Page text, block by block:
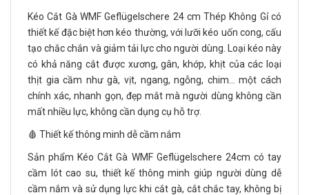
Kéo Cắt Gà WMF Geflügelschere 24 cm Thép Không Gỉ có
thiết kế đặc biệt hơn kéo thường, với lưỡi kéo uốn cong, cấu
tạo chắc chắn và giảm tải lực cho người dùng. Loại kéo này
có khả năng cắt được xương, gân, khớp, khịt của các loại
thịt gia cầm như gà, vịt, ngang, ngỗng, chim… một cách
chính xác, nhanh gọn, đẹp mắt mà người dùng không cần
mất nhiều lực, không cần dụng cụ hỗ trợ.
🩸 Thiết kế thông minh dễ cầm nắm
Sản phẩm Kéo Cắt Gà WMF Geflügelschere 24cm có tay
cầm lót cao su, thiết kế thông minh giúp người dùng dễ
cầm nắm và sử dụng lực khi cắt gà, cắt chắc tay, không bị